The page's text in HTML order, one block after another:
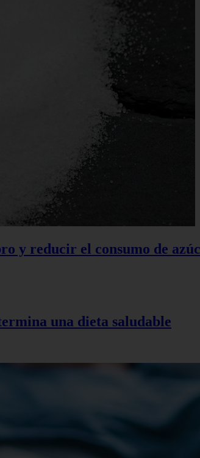
y reducir el consumo de
una dieta saludable